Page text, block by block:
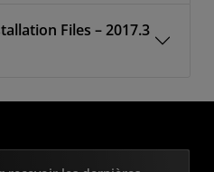
Files – 2017.3